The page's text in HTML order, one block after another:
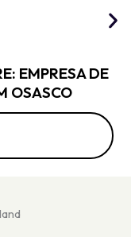
EMPRESA DE
OSASCO